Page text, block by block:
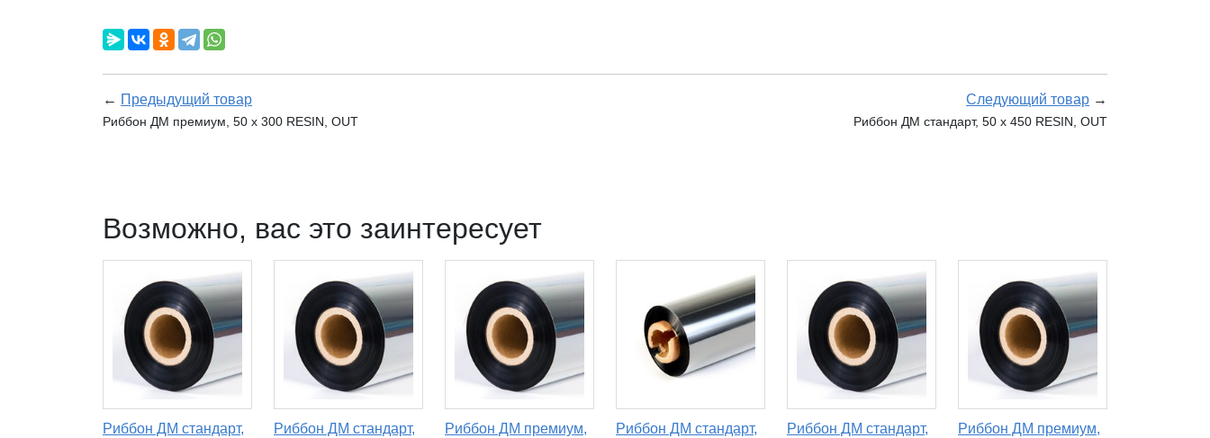
← Предыдущий товар
Риббон ДМ премиум, 50 х 300 RESIN, OUT
Следующий товар →
Риббон ДМ стандарт, 50 х 450 RESIN, OUT
Возможно, вас это заинтересует
Риббон ДМ стандарт,
Риббон ДМ стандарт,
Риббон ДМ премиум,
Риббон ДМ стандарт,
Риббон ДМ стандарт,
Риббон ДМ премиум,